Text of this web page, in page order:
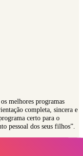
melhores programas
completa, sincera e
certo para o
pessoal dos seus filhos”.